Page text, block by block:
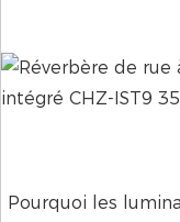
Pourquoi les